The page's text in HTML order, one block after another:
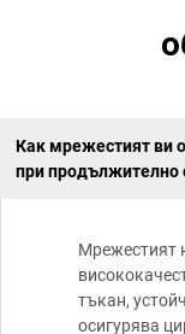
Как мрежестият ви
при продължително
Мрежестият
тъкан,
осигурява